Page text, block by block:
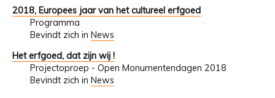
2018, Europees jaar van het cultureel erfgoed
Programma
Bevindt zich in News
Het erfgoed, dat zijn wij !
Projectoproep - Open Monumentendagen 2018
Bevindt zich in News